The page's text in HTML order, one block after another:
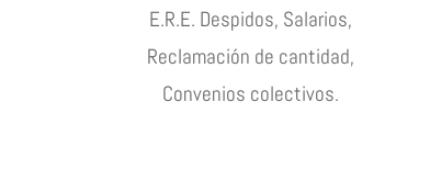
E.R.E. Despidos, Salarios,
Reclamación de cantidad,
Convenios colectivos.